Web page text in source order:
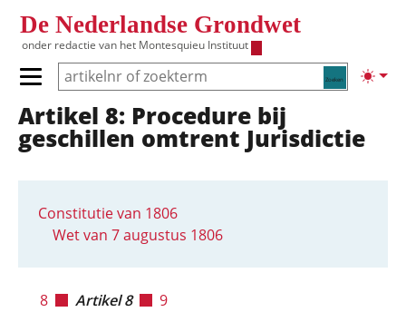
De Nederlandse Grondwet
onder redactie van het Montesquieu Instituut
Zoeken
Primair menu tonen/verbergen
Hoofdnavigatie
Artikel 8: Procedure bij
geschillen omtrent Jurisdictie
Constitutie van 1806
Wet van 7 augustus 1806
8 Artikel 8 9